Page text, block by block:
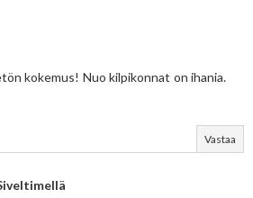
kokemus! Nuo kilpikonnat on ihania.
Vastaa